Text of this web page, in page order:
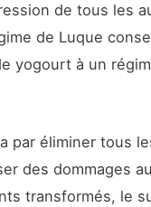
de tous les
de Luque
yogourt à un
par éliminer tous
des dommages
transformés, le